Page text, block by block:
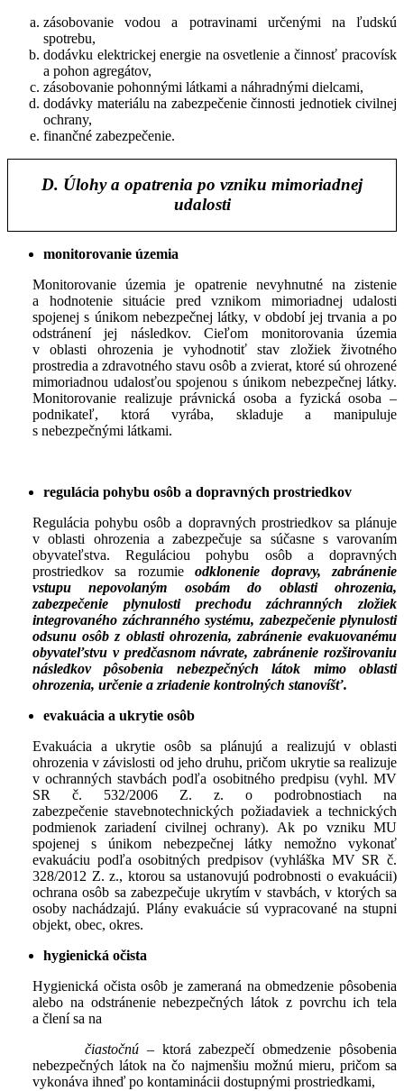
zásobovanie vodou a potravinami určenými na ľudskú
spotrebu,
dodávku elektrickej energie na osvetlenie a činnosť pracovísk
a pohon agregátov,
zásobovanie pohonnými látkami a náhradnými dielcami,
dodávky materiálu na zabezpečenie činnosti jednotiek civilnej
ochrany,
finančné zabezpečenie.
D. Úlohy a opatrenia po vzniku mimoriadnej
udalosti
monitorovanie územia
Monitorovanie územia je opatrenie nevyhnutné na zistenie
a hodnotenie situácie pred vznikom mimoriadnej udalosti
spojenej s únikom nebezpečnej látky, v období jej trvania a po
odstránení jej následkov. Cieľom monitorovania územia
v oblasti ohrozenia je vyhodnotiť stav zložiek životného
prostredia a zdravotného stavu osôb a zvierat, ktoré sú ohrozené
mimoriadnou udalosťou spojenou s únikom nebezpečnej látky.
Monitorovanie realizuje právnická osoba a fyzická osoba –
podnikateľ, ktorá vyrába, skladuje a manipuluje
s nebezpečnými látkami.
regulácia pohybu osôb a dopravných prostriedkov
Regulácia pohybu osôb a dopravných prostriedkov sa plánuje
v oblasti ohrozenia a zabezpečuje sa súčasne s varovaním
obyvateľstva. Reguláciou pohybu osôb a dopravných
prostriedkov sa rozumieodklonenie dopravy, zabránenie
vstupu nepovolaným osobám do oblasti ohrozenia,
zabezpečenie plynulosti prechodu záchranných zložiek
integrovaného záchranného systému, zabezpečenie plynulosti
odsunu osôb z oblasti ohrozenia, zabránenie evakuovanému
obyvateľstvu v predčasnom návrate, zabránenie rozširovaniu
následkov pôsobenia nebezpečných látok mimo oblasti
ohrozenia, určenie a zriadenie kontrolných stanovíšť.
evakuácia a ukrytie osôb
Evakuácia a ukrytie osôb sa plánujú a realizujú v oblasti
ohrozenia v závislosti od jeho druhu, pričom ukrytie sa realizuje
v ochranných stavbách podľa osobitného predpisu (vyhl. MV
SR č. 532/2006 Z. z. o podrobnostiach na
zabezpečenie stavebnotechnických požiadaviek a technických
podmienok zariadení civilnej ochrany). Ak po vzniku MU
spojenej s únikom nebezpečnej látky nemožno vykonať
evakuáciu podľa osobitných predpisov (vyhláška MV SR č.
328/2012 Z. z., ktorou sa ustanovujú podrobnosti o evakuácii)
ochrana osôb sa zabezpečuje ukrytím v stavbách, v ktorých sa
osoby nachádzajú. Plány evakuácie sú vypracované na stupni
objekt, obec, okres.
hygienická očista
Hygienická očista osôb je zameraná na obmedzenie pôsobenia
alebo na odstránenie nebezpečných látok z povrchu ich tela
a člení sa na
čiastočnú – ktorá zabezpečí obmedzenie pôsobenia
nebezpečných látok na čo najmenšiu možnú mieru, pričom sa
vykonáva ihneď po kontaminácii dostupnými prostriedkami,